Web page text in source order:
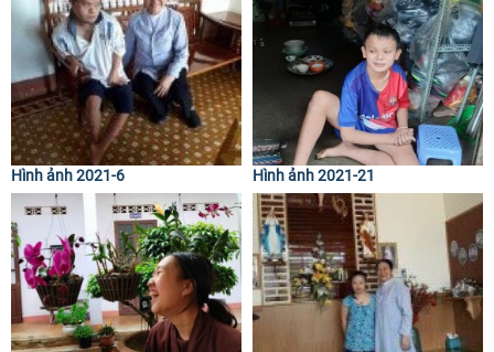
Hình ảnh 2021-6 Hình ảnh 2021-21